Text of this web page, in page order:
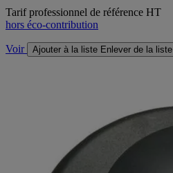
Tarif professionnel de référence HT
hors éco-contribution
Voir Ajouter à la liste Enlever de la liste